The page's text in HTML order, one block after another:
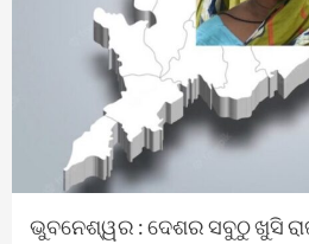
ଭୁବନେଶ୍ୱର : ଦେଶର ସବୁଠୁ ଖୁସି